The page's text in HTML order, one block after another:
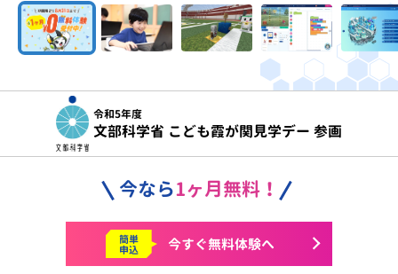
令和5年度
文部科学省 こども霞が関見学デー 参画
今なら1ヶ月無料！
簡単
申込 今すぐ無料体験へ